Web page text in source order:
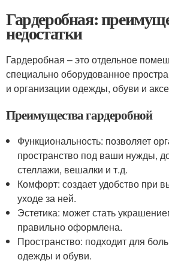
Гардеробная:
недостатки
Гардеробная – это отдельное
специально оборудованное
и организации одежды, обуви и
Преимущества гардеробной
Функциональность: позволяет
пространство под ваши нужды,
стеллажи, вешалки и т.д.
Комфорт: создает удобство при
уходе за ней.
Эстетика: может стать
правильно оформлена.
Пространство: подходит для
одежды и обуви.